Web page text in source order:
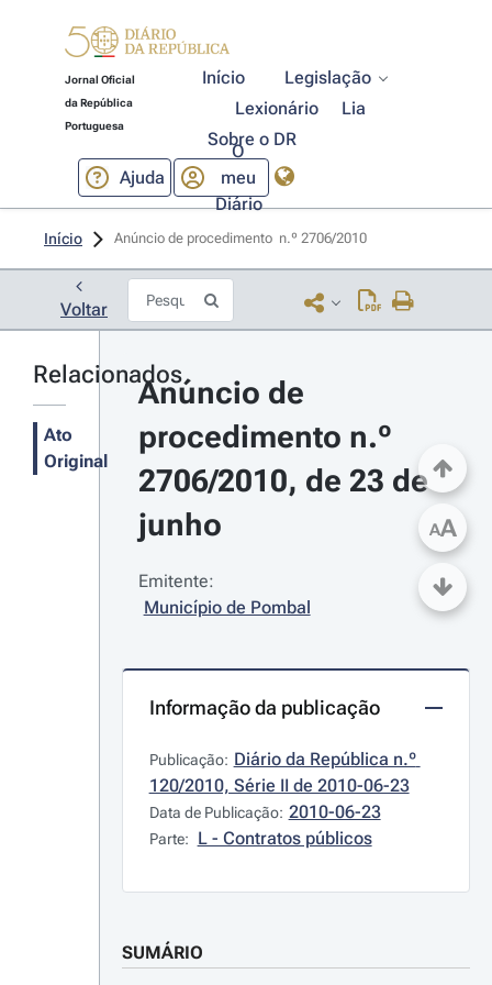
Jornal Oficial
da República
Portuguesa
Início
Legislação
Lexionário
Lia
Sobre o DR
Ajuda
O
meu
Diário
Início Anúncio de procedimento  n.º 2706/2010
Voltar
Relacionados
Ato
Original
Anúncio de
procedimento n.º
2706/2010, de 23 de
junho
Emitente:
Município de Pombal
Informação da publicação
Publicação: Diário da República n.º
120/2010, Série II de 2010-06-23
Data de Publicação: 2010-06-23
Parte: L - Contratos públicos
SUMÁRIO
AA